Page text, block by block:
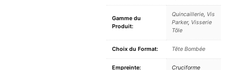
Gamme du
Produit:
Quincaillerie, Vis
Parker, Visserie
Tôle
Choix du Format: Tête Bombée
Empreinte: Cruciforme